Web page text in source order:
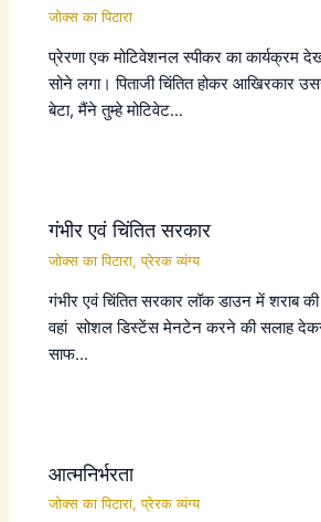
जोक्स का पिटारा
प्रेरणा एक मोटिवेशनल स्पीकर का कार्यक्रम
सोने लगा। पिताजी चिंतित होकर आखिरकार
बेटा, मैंने तुम्हे मोटिवेट…
गंभीर एवं चिंतित सरकार
जोक्स का पिटारा,प्रेरक व्यंग्य
गंभीर एवं चिंतित सरकार लॉक डाउन में शराब
वहां सोशल डिस्टेंस मेनटेन करने की सलाह
साफ…
आत्मनिर्भरता
जोक्स का पिटारा,प्रेरक व्यंग्य